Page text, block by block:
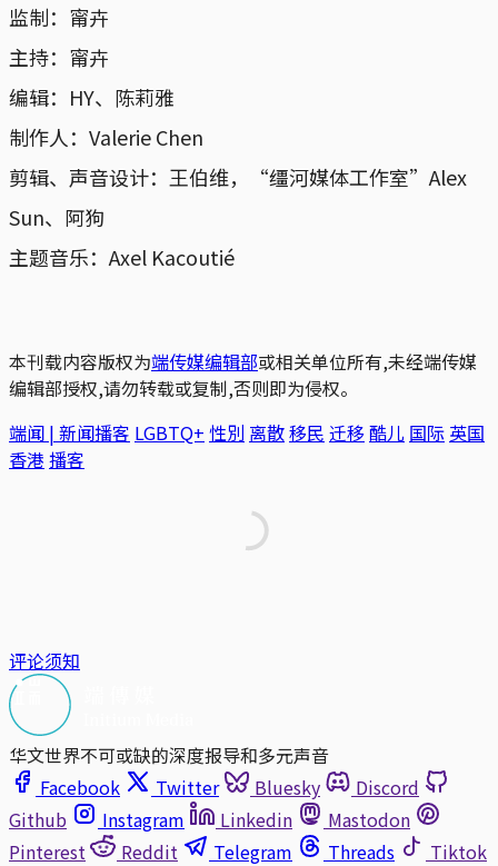
监制：甯卉
主持：甯卉
编辑：HY、陈莉雅
制作人：Valerie Chen
剪辑、声音设计：王伯维，“缰河媒体工作室”Alex
Sun、阿狗
主题音乐：Axel Kacoutié
本刊载内容版权为端传媒编辑部或相关单位所有,未经端传媒
编辑部授权,请勿转载或复制,否则即为侵权。
端闻 | 新闻播客 LGBTQ+ 性別 离散移民 迁移酷儿 国际 英国
香港 播客
评论须知
华文世界不可或缺的深度报导和多元声音
Facebook
Twitter Bluesky
Discord
Github
Instagram Linkedin
Mastodon
Pinterest
Reddit Telegram Threads
Tiktok